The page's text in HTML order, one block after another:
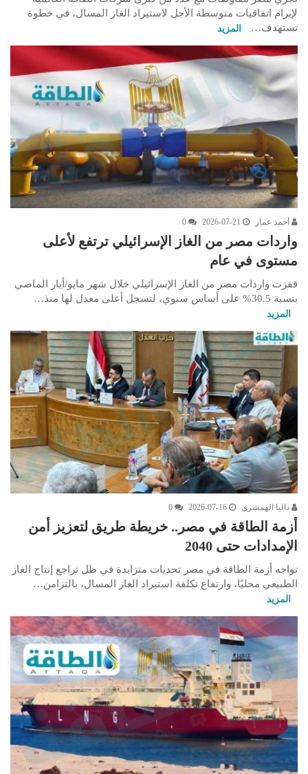
لإبرام اتفاقيات متوسطة الأجل لاستيراد الغاز المسال، في خطوة
تستهدف…
المزيد
أحمد عمار 2026-07-21
0
واردات مصر من الغاز الإسرائيلي ترتفع لأعلى
مستوى في عام
قفزت واردات مصر من الغاز الإسرائيلي خلال شهر مايو/أيار الماضي
بنسبة 30.5% على أساس سنوي، لتسجل أعلى معدل لها منذ…
المزيد
داليا الهمشري 2026-07-16
0
أزمة الطاقة في مصر.. خريطة طريق لتعزيز أمن
الإمدادات حتى 2040
تواجه أزمة الطاقة في مصر تحديات متزايدة في ظل تراجع إنتاج الغاز
الطبيعي محليًا، وارتفاع تكلفة استيراد الغاز المسال، بالتزامن…
المزيد